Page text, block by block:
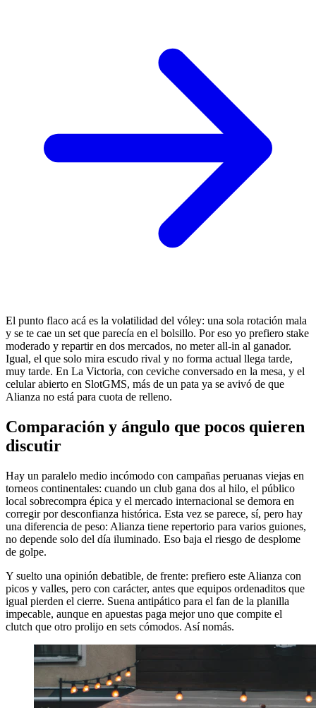
El punto flaco acá es la volatilidad del vóley: una sola rotación mala
y se te cae un set que parecía en el bolsillo. Por eso yo prefiero stake
moderado y repartir en dos mercados, no meter all-in al ganador.
Igual, el que solo mira escudo rival y no forma actual llega tarde,
muy tarde. En La Victoria, con ceviche conversado en la mesa, y el
celular abierto en SlotGMS, más de un pata ya se avivó de que
Alianza no está para cuota de relleno.
Comparación y ángulo que pocos quieren
discutir
Hay un paralelo medio incómodo con campañas peruanas viejas en
torneos continentales: cuando un club gana dos al hilo, el público
local sobrecompra épica y el mercado internacional se demora en
corregir por desconfianza histórica. Esta vez se parece, sí, pero hay
una diferencia de peso: Alianza tiene repertorio para varios guiones,
no depende solo del día iluminado. Eso baja el riesgo de desplome
de golpe.
Y suelto una opinión debatible, de frente: prefiero este Alianza con
picos y valles, pero con carácter, antes que equipos ordenaditos que
igual pierden el cierre. Suena antipático para el fan de la planilla
impecable, aunque en apuestas paga mejor uno que compite el
clutch que otro prolijo en sets cómodos. Así nomás.